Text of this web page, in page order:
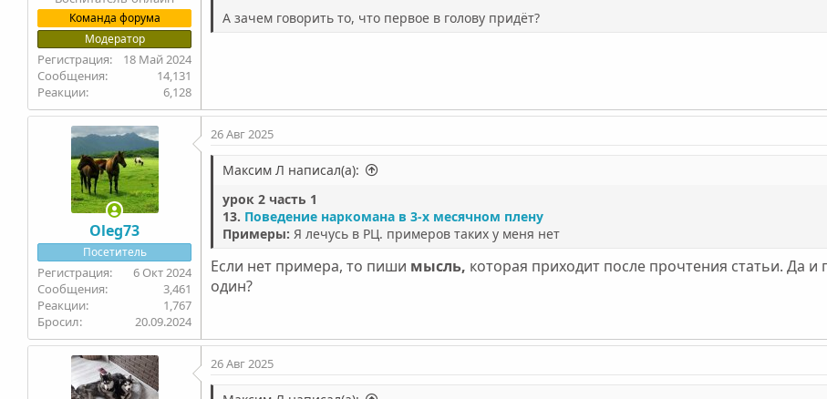
Команда форума
Модератор
18 Май 2024
14,131
6,128
А зачем говорить то, что первое в голову придёт?
Oleg73
Посетитель
6 Окт 2024
3,461
1,767
Бросил
20.09.2024
26 Авг 2025
Максим Л написал(а):
урок 2 часть 1
13. Поведение наркомана в 3-х месячном плену
Примеры: Я лечусь в РЦ. примеров таких у меня нет
Если нет примера, то пиши мысль, которая приходит после прочтения статьи.
один?
26 Авг 2025